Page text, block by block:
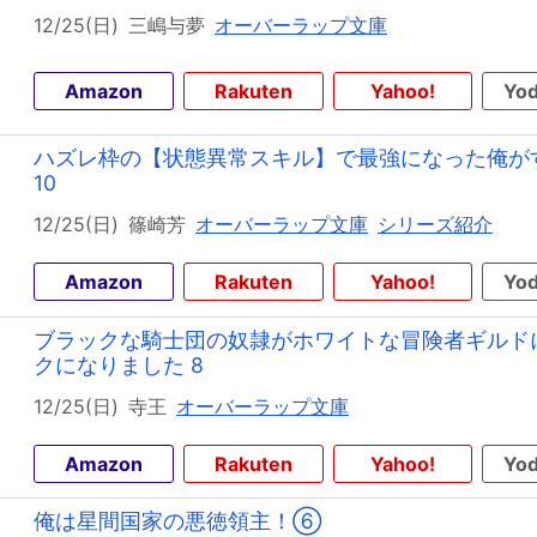
12/25(日) 三嶋与夢 オーバーラップ文庫
Amazon Rakuten Yahoo!
ハズレ枠の【状態異常スキル】で最強になった俺
10
12/25(日) 篠崎芳 オーバーラップ文庫 シリーズ紹介
Amazon Rakuten Yahoo!
ブラックな騎士団の奴隷がホワイトな冒険者ギル
クになりました 8
12/25(日) 寺王 オーバーラップ文庫
Amazon Rakuten Yahoo!
俺は星間国家の悪徳領主！⑥